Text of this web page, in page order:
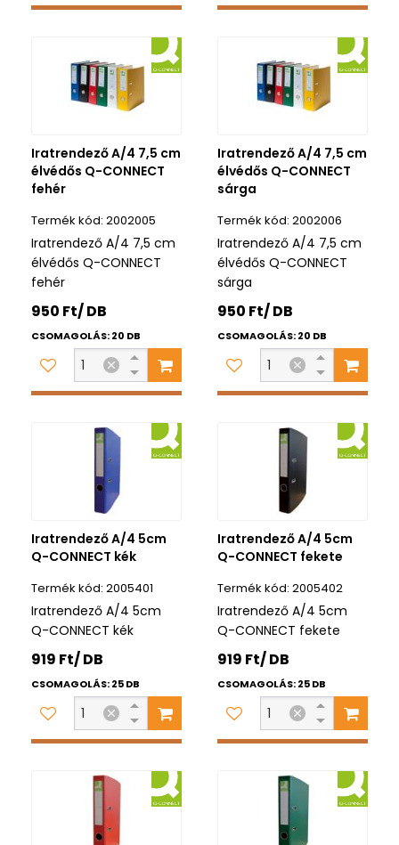
Iratrendező A/4 7,5 cm
élvédős Q-CONNECT
fehér
2002005
Iratrendező A/4 7,5 cm
élvédős Q-CONNECT
fehér
950 Ft/ DB
CSOMAGOLÁS: 20 DB
Iratrendező A/4 7,5 cm
élvédős Q-CONNECT
sárga
2002006
Iratrendező A/4 7,5 cm
élvédős Q-CONNECT
sárga
950 Ft/ DB
CSOMAGOLÁS: 20 DB
Iratrendező A/4 5cm
Q-CONNECT kék
2005401
Iratrendező A/4 5cm
Q-CONNECT kék
919 Ft/ DB
CSOMAGOLÁS: 25 DB
Iratrendező A/4 5cm
Q-CONNECT fekete
2005402
Iratrendező A/4 5cm
Q-CONNECT fekete
919 Ft/ DB
CSOMAGOLÁS: 25 DB